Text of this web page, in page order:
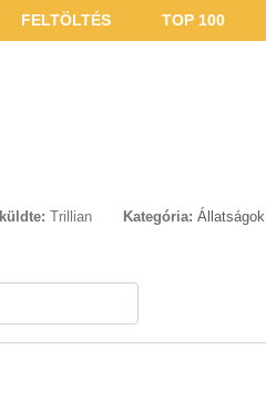
FELTÖLTÉS TOP 100
Trillian Kategória: Állatságok